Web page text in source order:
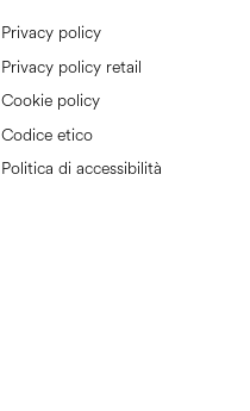
Privacy policy
Privacy policy retail
Cookie policy
Codice etico
Politica di accessibilità